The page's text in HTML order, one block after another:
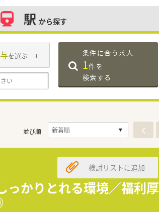
駅 から探す
を選ぶ 条件に合う求人
1件を
検索する
並び順
っかりとれる環境／福利厚
検討リストに追加